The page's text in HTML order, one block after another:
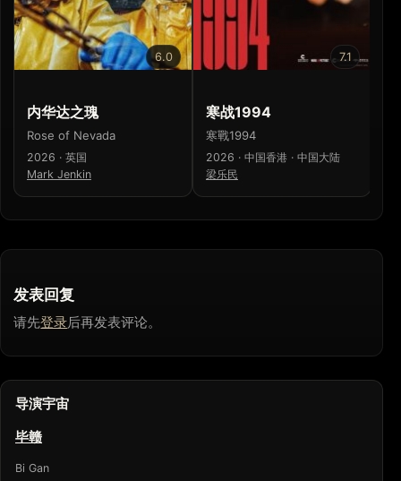
6.0
内华达之瑰
Rose of Nevada
2026 · 英国
Mark Jenkin
7.1
寒战1994
寒戰1994
2026 · 中国香港 · 中国大陆
梁乐民
发表回复
请先登录后再发表评论。
导演宇宙
毕赣
Bi Gan